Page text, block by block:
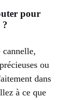
pour
?
cannelle,
ou
dans
à ce que